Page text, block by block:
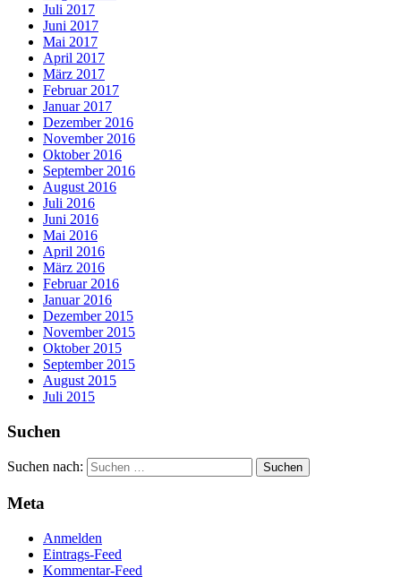
Juli 2017
Juni 2017
Mai 2017
April 2017
März 2017
Februar 2017
Januar 2017
Dezember 2016
November 2016
Oktober 2016
September 2016
August 2016
Juli 2016
Juni 2016
Mai 2016
April 2016
März 2016
Februar 2016
Januar 2016
Dezember 2015
November 2015
Oktober 2015
September 2015
August 2015
Juli 2015
Suchen
Suchen nach:
Meta
Anmelden
Eintrags-Feed
Kommentar-Feed